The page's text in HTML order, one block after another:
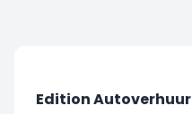
Edition Autoverhuur